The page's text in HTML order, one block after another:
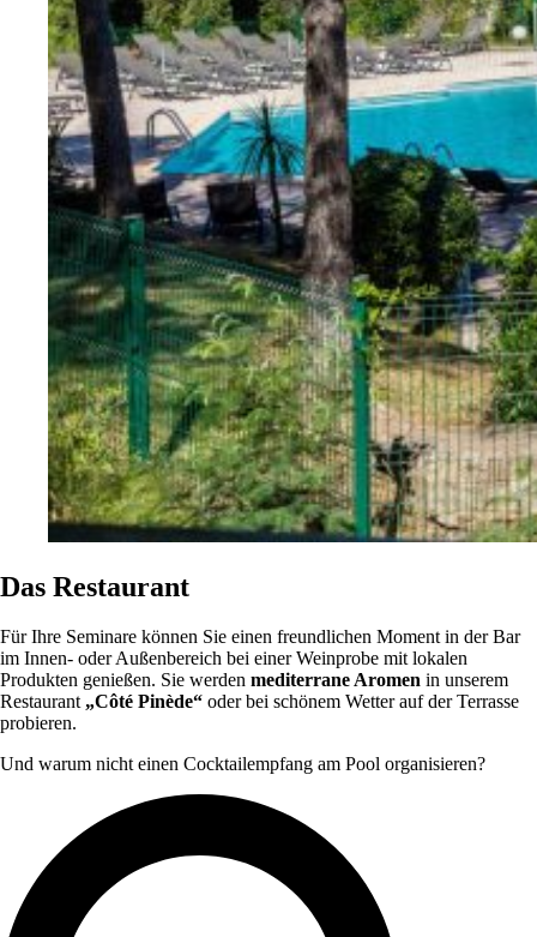
Das Restaurant
Für Ihre Seminare können Sie einen freundlichen Moment in der Bar
im Innen- oder Außenbereich bei einer Weinprobe mit lokalen
Produkten genießen. Sie werden mediterrane Aromen in unserem
Restaurant „Côté Pinède“ oder bei schönem Wetter auf der Terrasse
probieren.
Und warum nicht einen Cocktailempfang am Pool organisieren?